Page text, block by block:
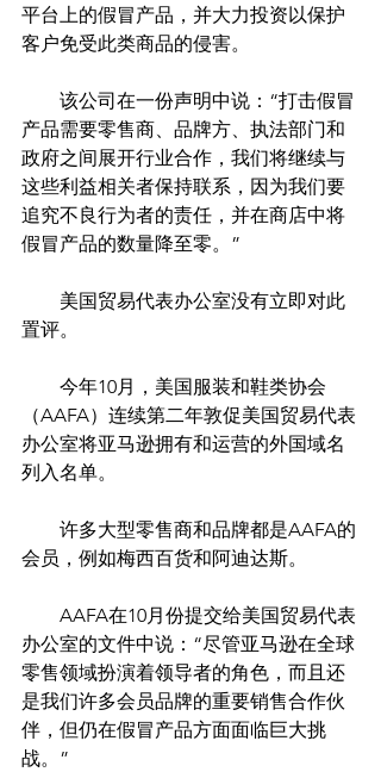
平台上的假冒产品，并大力投资以保护
客户免受此类商品的侵害。
该公司在一份声明中说：“打击假冒
产品需要零售商、品牌方、执法部门和
政府之间展开行业合作，我们将继续与
这些利益相关者保持联系，因为我们要
追究不良行为者的责任，并在商店中将
假冒产品的数量降至零。”
美国贸易代表办公室没有立即对此
置评。
今年10月，美国服装和鞋类协会
（AAFA）连续第二年敦促美国贸易代表
办公室将亚马逊拥有和运营的外国域名
列入名单。
许多大型零售商和品牌都是AAFA的
会员，例如梅西百货和阿迪达斯。
AAFA在10月份提交给美国贸易代表
办公室的文件中说：“尽管亚马逊在全球
零售领域扮演着领导者的角色，而且还
是我们许多会员品牌的重要销售合作伙
伴，但仍在假冒产品方面面临巨大挑
战。”